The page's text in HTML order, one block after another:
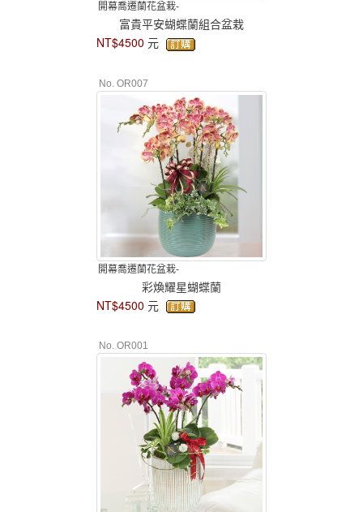
開幕喬遷蘭花盆栽-
富貴平安蝴蝶蘭組合盆栽
NT$4500 元
No. OR007
開幕喬遷蘭花盆栽-
彩煥耀星蝴蝶蘭
NT$4500 元
No. OR001